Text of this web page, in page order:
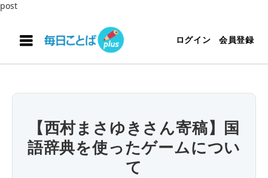
post
ログイン 会員登録
【西村まさゆきさん寄稿】国
語辞典を使ったゲームについ
て